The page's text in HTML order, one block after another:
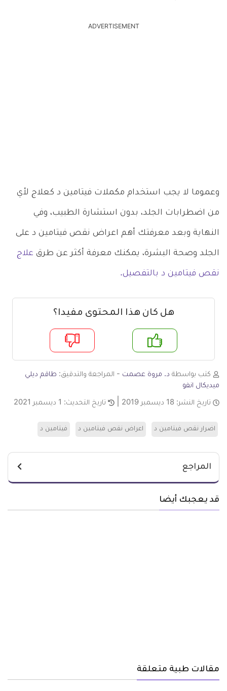
ADVERTISEMENT
وعموما لا يجب استخدام مكملات فيتامين د كعلاج لأي
من اضطرابات الجلد، بدون استشارة الطبيب، وفي
النهاية وبعد معرفتك أهم اعراض نقص فيتامين د على
الجلد وصحة البشرة، يمكنك معرفة أكثر عن طرق علاج
نقص فيتامين د بالتفصيل.
هل كان هذا المحتوى مفيدا؟
لا
كتب بواسطة د. مروة عصمت - المراجعة والتدقيق: طاقم ديلي
ميديكال انفو
تاريخ النشر: 18 ديسمبر 2019 تاريخ التحديث: 1 ديسمبر 2021
اضرار نقص فيتامين د اعراض نقص فيتامين د فيتامين د
المراجع
قد يعجبك أيضا
مقالات طبية متعلقة